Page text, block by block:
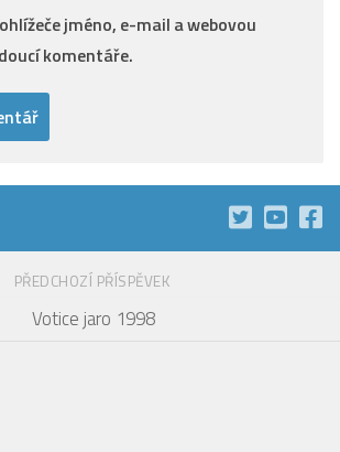
jméno, e-mail a webovou
komentáře.
PŘEDCHOZÍ PŘÍSPĚVEK
Votice jaro 1998